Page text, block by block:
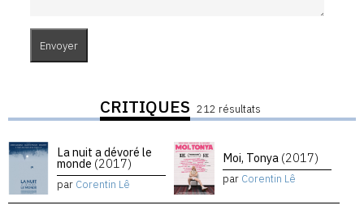
CRITIQUES 212 résultats
La nuit a dévoré le
monde (2017)
par Corentin Lê
Moi, Tonya (2017)
par Corentin Lê